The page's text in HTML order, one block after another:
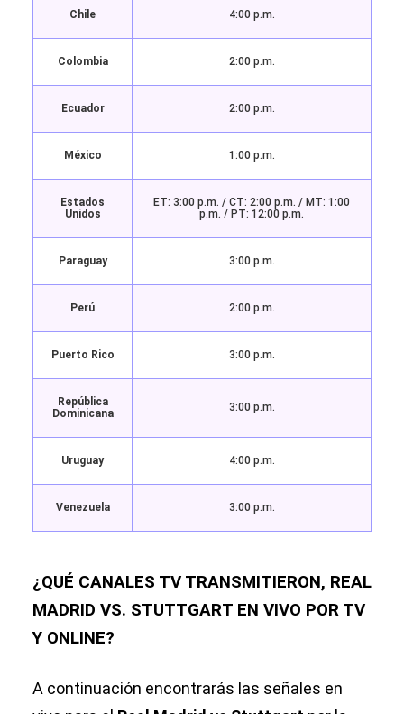
Chile 4:00 p.m.
Colombia 2:00 p.m.
Ecuador 2:00 p.m.
México 1:00 p.m.
Estados
Unidos
ET: 3:00 p.m. / CT: 2:00 p.m. / MT: 1:00
p.m. / PT: 12:00 p.m.
Paraguay 3:00 p.m.
Perú 2:00 p.m.
Puerto Rico 3:00 p.m.
República
Dominicana
3:00 p.m.
Uruguay 4:00 p.m.
Venezuela 3:00 p.m.
¿QUÉ CANALES TV TRANSMITIERON, REAL
MADRID VS. STUTTGART EN VIVO POR TV
Y ONLINE?
A continuación encontrarás las señales en